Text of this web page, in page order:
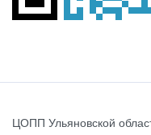
ЦОПП Ульяновской